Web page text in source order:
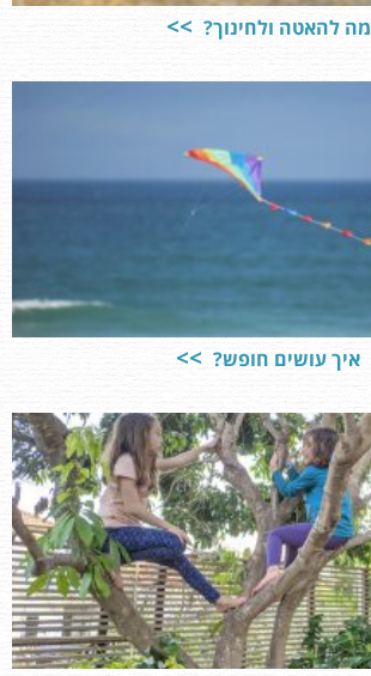
מה להאטה ולחינוך?
איך עושים חופש?